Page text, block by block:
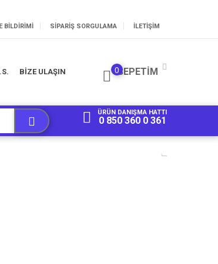
BILDIRIMI SIPARIŞ SORGULAMA İLETİŞİM
BİZE ULAŞIN 0SEPETIM
ÜRÜN DANIŞMA HATTI
0 850 360 0 361